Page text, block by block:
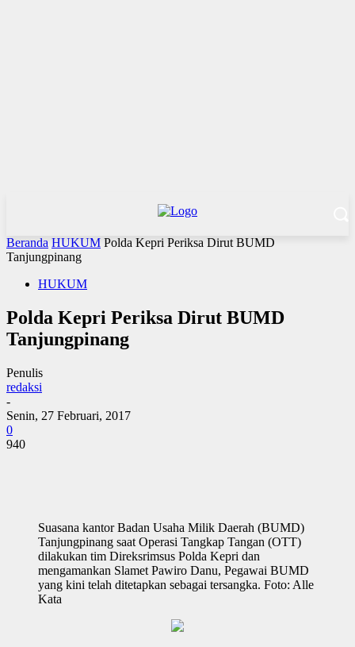
Beranda HUKUM Polda Kepri Periksa Dirut BUMD
Tanjungpinang
HUKUM
Polda Kepri Periksa Dirut BUMD
Tanjungpinang
Penulis
redaksi
-
Senin, 27 Februari, 2017
0
940
Suasana kantor Badan Usaha Milik Daerah (BUMD)
Tanjungpinang saat Operasi Tangkap Tangan (OTT)
dilakukan tim Direksrimsus Polda Kepri dan
mengamankan Slamet Pawiro Danu, Pegawai BUMD
yang kini telah ditetapkan sebagai tersangka. Foto: Alle
Kata